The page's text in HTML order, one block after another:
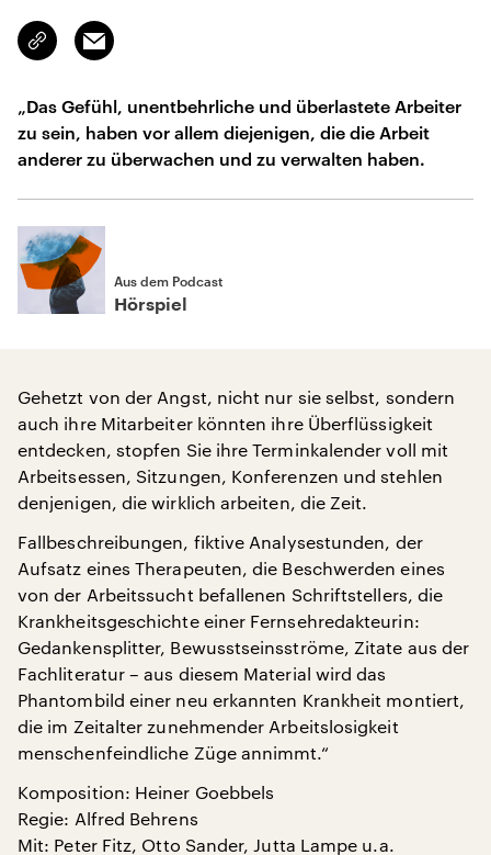
Link
kopieren/teilen
Email
„Das Gefühl, unentbehrliche und überlastete Arbeiter
zu sein, haben vor allem diejenigen, die die Arbeit
anderer zu überwachen und zu verwalten haben.
Aus dem Podcast
Hörspiel
Gehetzt von der Angst, nicht nur sie selbst, sondern
auch ihre Mitarbeiter könnten ihre Überflüssigkeit
entdecken, stopfen Sie ihre Terminkalender voll mit
Arbeitsessen, Sitzungen, Konferenzen und stehlen
denjenigen, die wirklich arbeiten, die Zeit.
Fallbeschreibungen, fiktive Analysestunden, der
Aufsatz eines Therapeuten, die Beschwerden eines
von der Arbeitssucht befallenen Schriftstellers, die
Krankheitsgeschichte einer Fernsehredakteurin:
Gedankensplitter, Bewusstseinsströme, Zitate aus der
Fachliteratur – aus diesem Material wird das
Phantombild einer neu erkannten Krankheit montiert,
die im Zeitalter zunehmender Arbeitslosigkeit
menschenfeindliche Züge annimmt.“
Komposition: Heiner Goebbels
Regie: Alfred Behrens
Mit: Peter Fitz, Otto Sander, Jutta Lampe u.a.